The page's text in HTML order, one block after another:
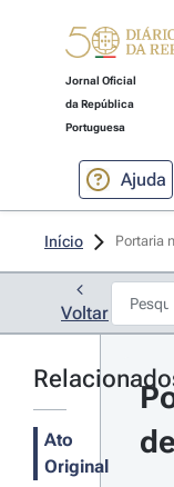
Jornal Oficial
da República
Portuguesa
Ajuda
Início Portaria
Voltar
Ato
Original